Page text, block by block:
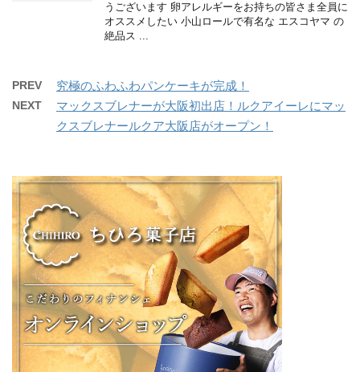
うございます 卵アレルギーをお持ちの皆さま全員に
オススメしたい 小山ロールで有名な エスコヤマ の
絶品ス ...
PREV 究極のふわふわパンケーキが完成！
NEXT
マックスブレナーが大阪初出店！ルクアイーレにマッ
クスブレナールクア大阪店がオープン！